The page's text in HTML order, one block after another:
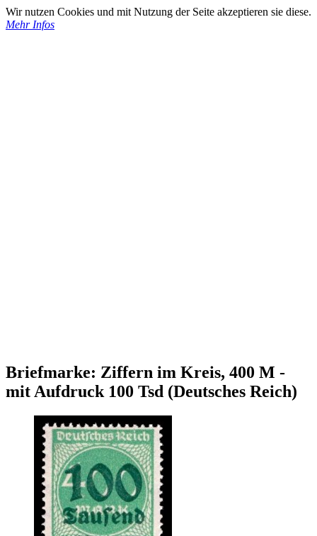
Wir nutzen Cookies und mit Nutzung der Seite akzeptieren sie diese.
Mehr Infos
Briefmarke: Ziffern im Kreis, 400 M -
mit Aufdruck 100 Tsd (Deutsches Reich)